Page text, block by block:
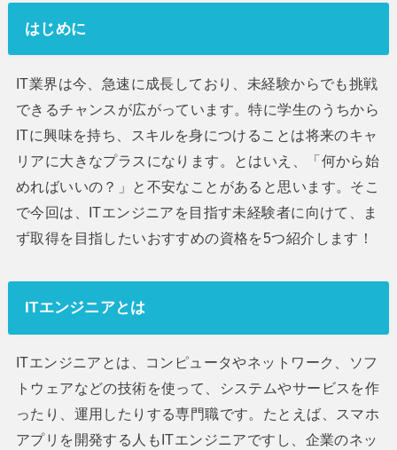
はじめに
IT業界は今、急速に成長しており、未経験からでも挑戦
できるチャンスが広がっています。特に学生のうちから
ITに興味を持ち、スキルを身につけることは将来のキャ
リアに大きなプラスになります。とはいえ、「何から始
めればいいの？」と不安なことがあると思います。そこ
で今回は、ITエンジニアを目指す未経験者に向けて、ま
ず取得を目指したいおすすめの資格を5つ紹介します！
ITエンジニアとは
ITエンジニアとは、コンピュータやネットワーク、ソフ
トウェアなどの技術を使って、システムやサービスを作
ったり、運用したりする専門職です。たとえば、スマホ
アプリを開発する人もITエンジニアですし、企業のネッ